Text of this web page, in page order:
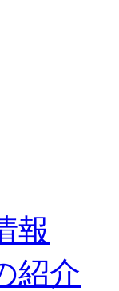
報
紹介